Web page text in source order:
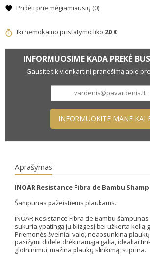
Pridėti prie mėgiamiausių (0)
Iki nemokamo pristatymo liko 20 €
INFORMUOSIME KADA PREKĖ
Gausite tik vienkartinį pranešimą apie
INFORMUOKITE MANE KAI
Aprašymas
INOAR Resistance Fibra de Bambu
Šampūnas pažeistiems plaukams.
INOAR Resistance Fibra de Bambu
sukuria ypatingą jų blizgesį bei užkerta kelią
Priemonės švelniai valo, neapsunkina
pasižymi didele drėkinamąja galia, idealiai
glotninimui, mažina plaukų slinkimą, stiprina.